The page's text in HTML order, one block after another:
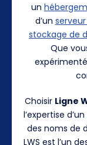
un
d’un serveur
stockage de
Que
Choisir Ligne
l’expertise
des noms de
LWS est l’un